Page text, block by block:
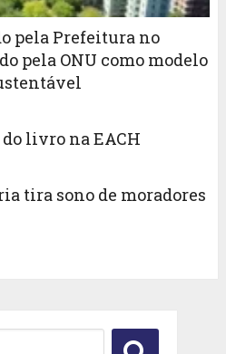
pela Prefeitura no
pela ONU como modelo
livro na EACH
tira sono de moradores